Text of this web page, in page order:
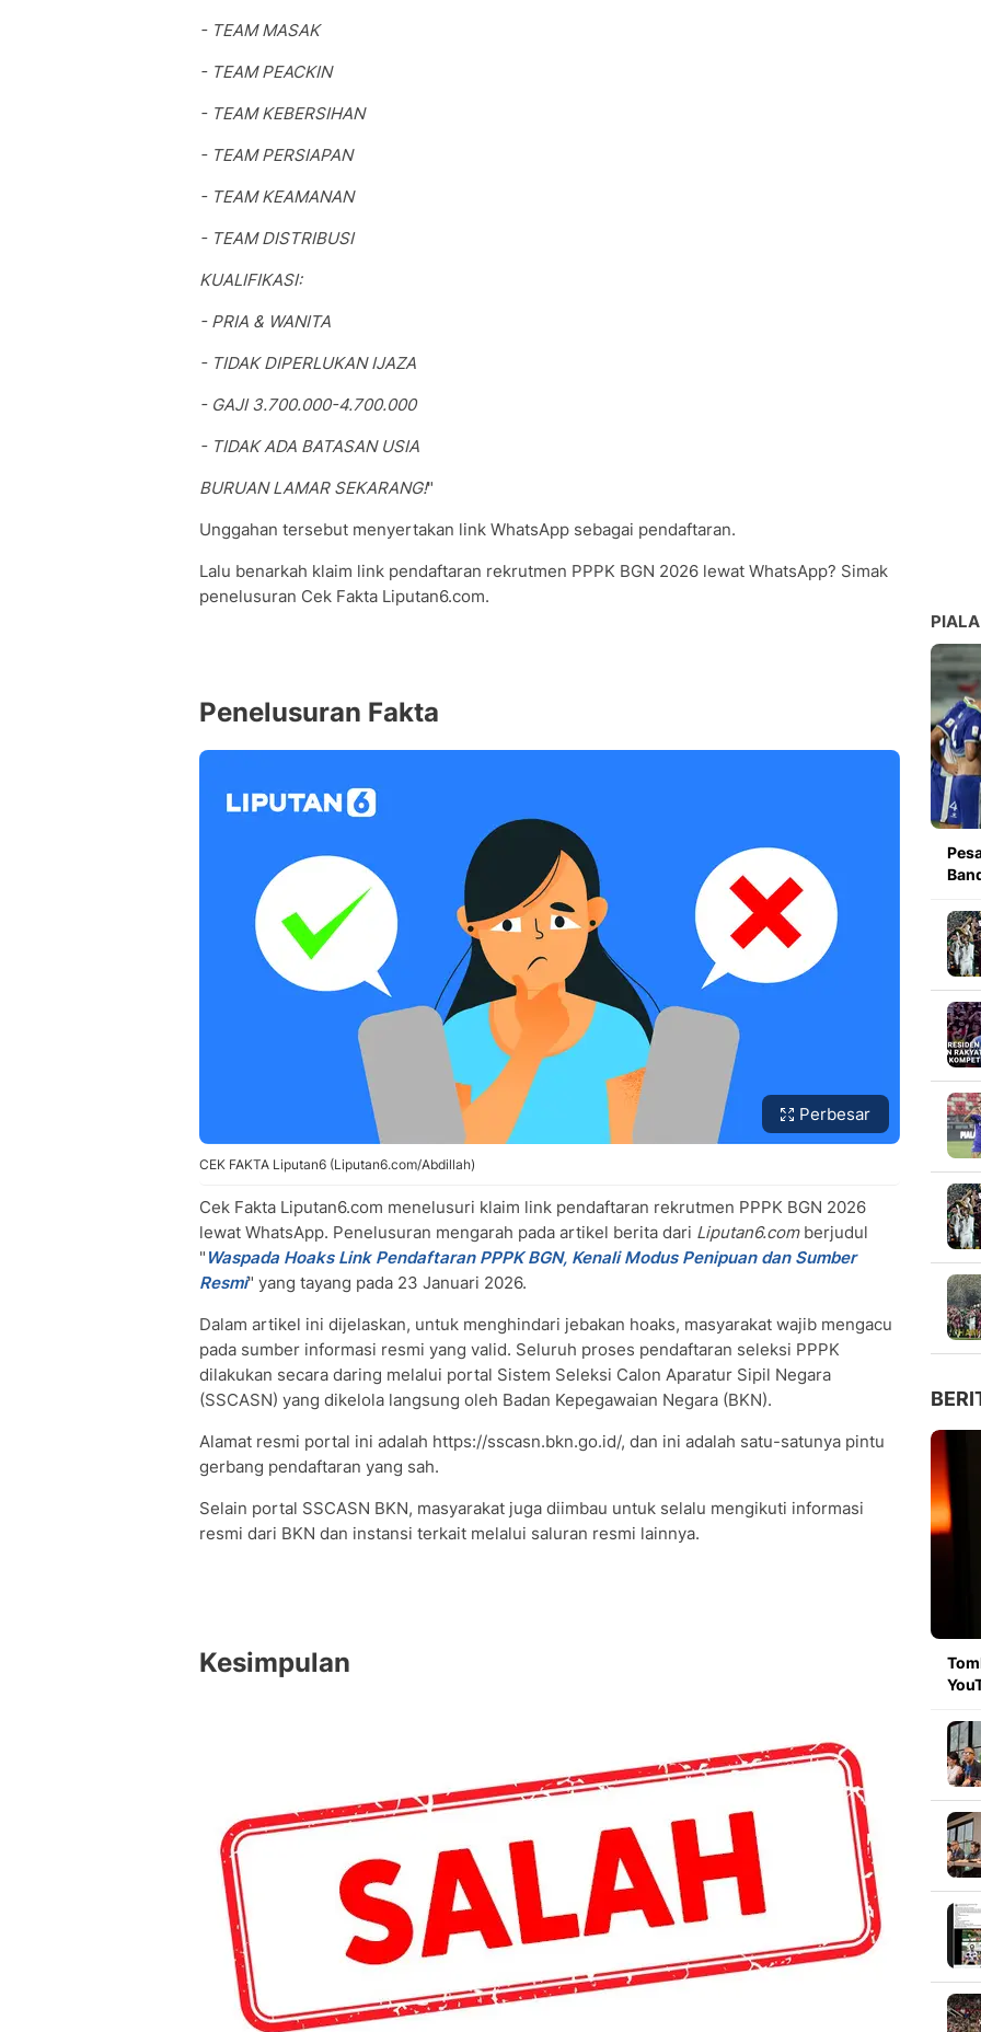
- TEAM MASAK
- TEAM PEACKIN
- TEAM KEBERSIHAN
- TEAM PERSIAPAN
- TEAM KEAMANAN
- TEAM DISTRIBUSI
KUALIFIKASI:
- PRIA & WANITA
- TIDAK DIPERLUKAN IJAZA
- GAJI 3.700.000-4.700.000
- TIDAK ADA BATASAN USIA
BURUAN LAMAR SEKARANG!"
Unggahan tersebut menyertakan link WhatsApp sebagai pendaftaran.
Lalu benarkah klaim link pendaftaran rekrutmen PPPK BGN 2026 lewat WhatsApp? Simak
penelusuran Cek Fakta Liputan6.com.
Penelusuran Fakta
Perbesar
CEK FAKTA Liputan6 (Liputan6.com/Abdillah)
Cek Fakta Liputan6.com menelusuri klaim link pendaftaran rekrutmen PPPK BGN 2026
lewat WhatsApp. Penelusuran mengarah pada artikel berita dari Liputan6.comberjudul
" Waspada Hoaks Link Pendaftaran PPPK BGN, Kenali Modus Penipuan dan Sumber
Resmi" yang tayang pada 23 Januari 2026.
Dalam artikel ini dijelaskan, untuk menghindari jebakan hoaks, masyarakat wajib mengacu
pada sumber informasi resmi yang valid. Seluruh proses pendaftaran seleksi PPPK
dilakukan secara daring melalui portal Sistem Seleksi Calon Aparatur Sipil Negara
(SSCASN) yang dikelola langsung oleh Badan Kepegawaian Negara (BKN).
Alamat resmi portal ini adalah https://sscasn.bkn.go.id/, dan ini adalah satu-satunya pintu
gerbang pendaftaran yang sah.
Selain portal SSCASN BKN, masyarakat juga diimbau untuk selalu mengikuti informasi
resmi dari BKN dan instansi terkait melalui saluran resmi lainnya.
Kesimpulan